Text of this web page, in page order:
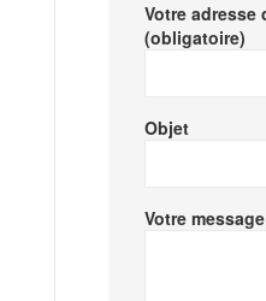
Votre adresse
(obligatoire)
Objet
Votre message